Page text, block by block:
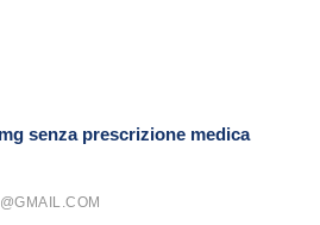
senza prescrizione medica